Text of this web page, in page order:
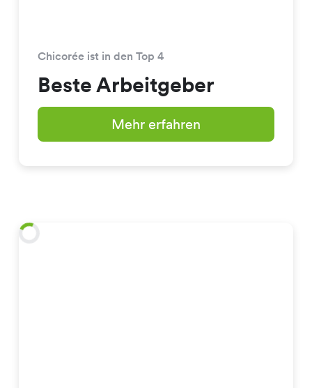
Chicorée ist in den Top 4
Beste Arbeitgeber
Mehr erfahren